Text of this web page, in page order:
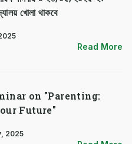
খোলা থাকবে
Read More
on "Parenting:
Future"
2025